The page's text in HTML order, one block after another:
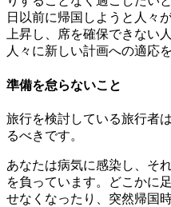
日以前に帰国しようと人々
上昇し、席を確保できない
人々に新しい計画への適応
準備を怠らないこと
旅行を検討している旅行者
るべきです。
あなたは病気に感染し、そ
を負っています。どこかに
せなくなったり、突然帰国